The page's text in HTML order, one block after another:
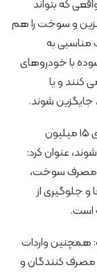
که بتواند
و سوخت را هم
مناسبی به
با خودروهای
مصرف می کنند و یا
جایگزین شوند.
دهقانی ضمن اشاره به اینکه بارها گفته‌ام که بالای ۱۵ میلیون
عنوان کرد:
مصرف سوخت،
جلوگیری از
است.
همچنین واردات
مصرف کنندگان و